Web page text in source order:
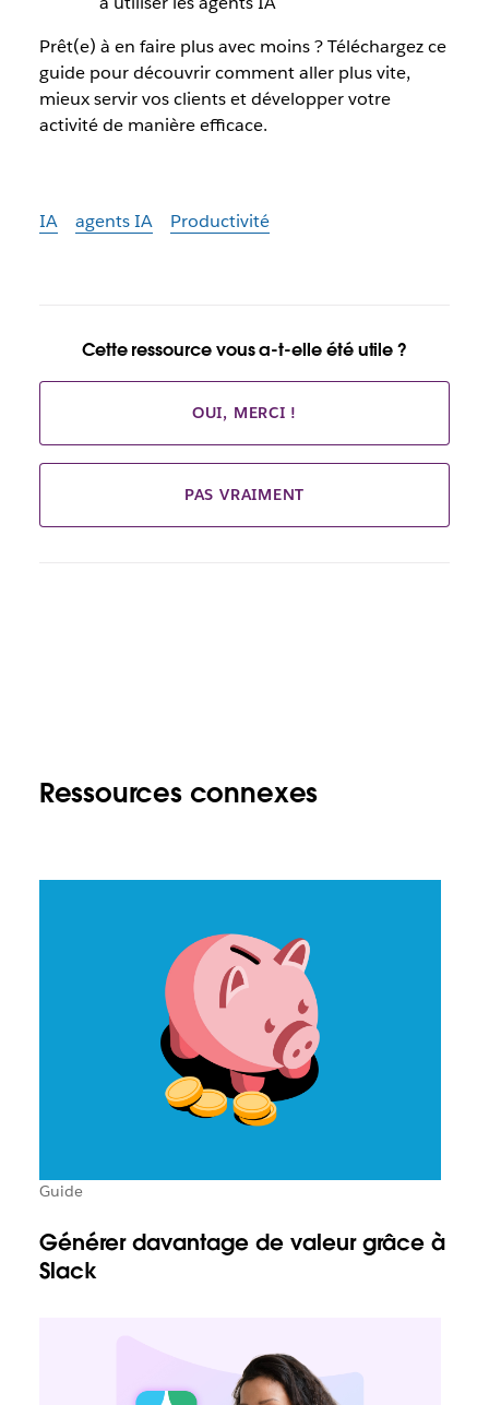
Prêt(e) à en faire plus avec moins ? Téléchargez ce
guide pour découvrir comment aller plus vite,
mieux servir vos clients et développer votre
activité de manière efficace.
IA agents IA Productivité
Cette ressource vous a-t-elle été utile ?
OUI, MERCI !
PAS VRAIMENT
Ressources connexes
Guide
Générer davantage de valeur grâce à
Slack